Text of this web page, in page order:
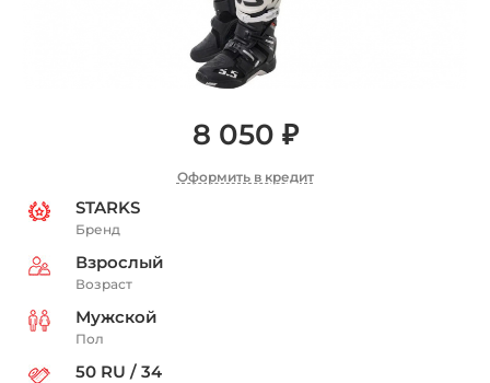
8 050 ₽
Оформить в кредит
STARKS
Бренд
Взрослый
Возраст
Мужской
Пол
50 RU / 34